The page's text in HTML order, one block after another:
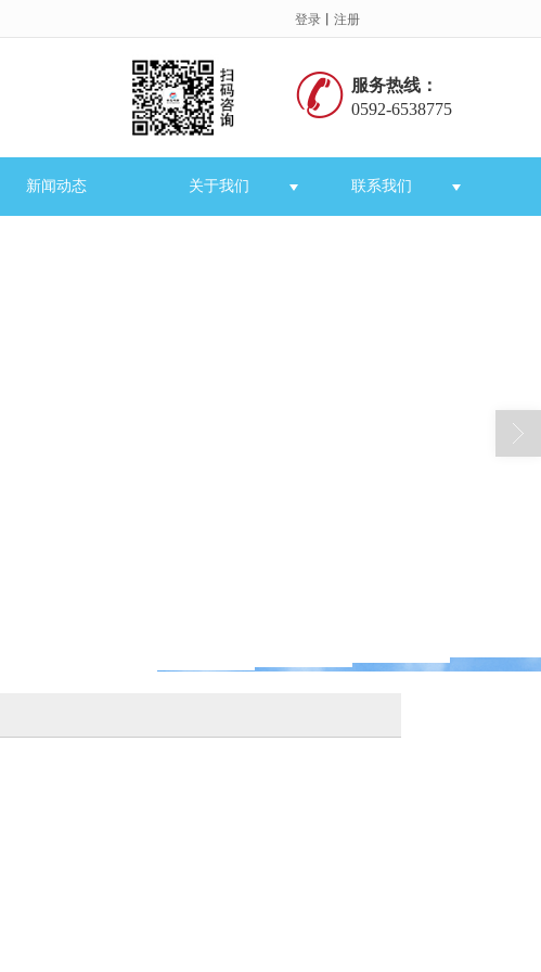
登录 丨 注册
服务热线：
0592-6538775
新闻动态 关于我们 联系我们